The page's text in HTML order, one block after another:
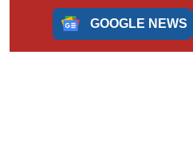
GOOGLE NEWS